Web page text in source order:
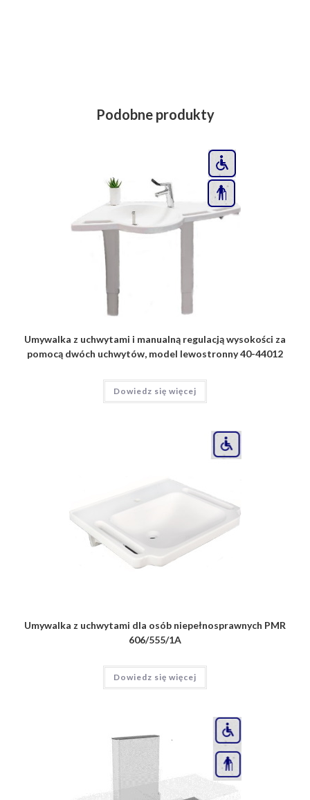
Podobne produkty
Umywalka z uchwytami i manualną regulacją wysokości za
pomocą dwóch uchwytów, model lewostronny 40-44012
Dowiedz się więcej
Umywalka z uchwytami dla osób niepełnosprawnych PMR
606/555/1A
Dowiedz się więcej